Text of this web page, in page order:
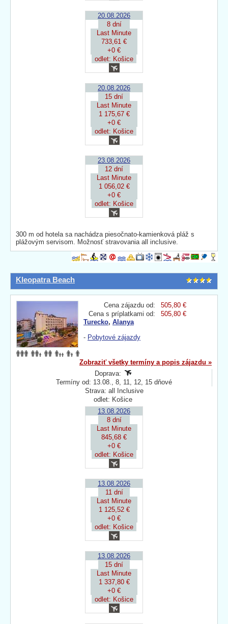
20.08.2026
8 dní
Last Minute
733,61 €
+0 €
odlet: Košice
20.08.2026
15 dní
Last Minute
1 175,67 €
+0 €
odlet: Košice
23.08.2026
12 dní
Last Minute
1 056,02 €
+0 €
odlet: Košice
300 m od hotela sa nachádza piesočnato-kamienková pláž s
plážovým servisom. Možnosť stravovania all inclusive.
Kleopatra Beach
Cena zájazdu od:
505,80 €
Cena s príplatkami od:
505,80 €
Turecko, Alanya
- Pobytové zájazdy
Zobraziť všetky termíny a popis zájazdu »
Doprava:
Termíny od: 13.08., 8, 11, 12, 15 dňové
Strava: all Inclusive
odlet: Košice
13.08.2026
8 dní
Last Minute
845,68 €
+0 €
odlet: Košice
13.08.2026
11 dní
Last Minute
1 125,52 €
+0 €
odlet: Košice
13.08.2026
15 dní
Last Minute
1 337,80 €
+0 €
odlet: Košice